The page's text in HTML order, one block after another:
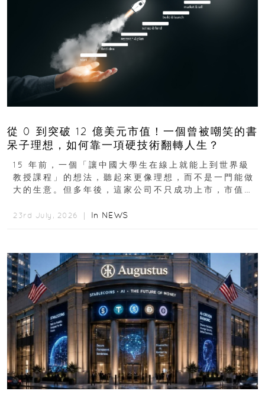
從 0 到突破 12 億美元市值！一個曾被嘲笑的書
呆子理想，如何靠一項硬技術翻轉人生？
15 年前，一個「讓中國大學生在線上就能上到世界級
教授課程」的想法，聽起來更像理想，而不是一門能做
大的生意。但多年後，這家公司不只成功上市，市值更
23rd July, 2026 ｜ In NEWS